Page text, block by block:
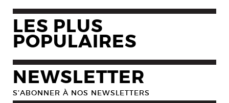
LES PLUS
POPULAIRES
NEWSLETTER
S’ABONNER À NOS NEWSLETTERS